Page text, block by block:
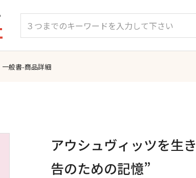
一般書-商品詳細
アウシュヴィッツを生
告のための記憶”